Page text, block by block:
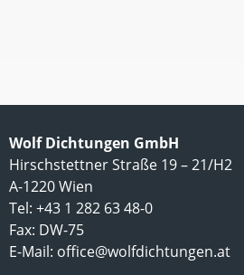
Wolf Dichtungen GmbH
Hirschstettner Straße 19 – 21/H2
A-1220 Wien
Tel: +43 1 282 63 48-0
Fax: DW-75
E-Mail: office@wolfdichtungen.at